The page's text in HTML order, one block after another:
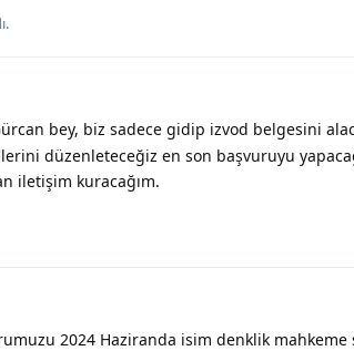
bey, biz sadece gidip izvod belgesini
düzenleteceğiz en son başvuruyu
iletişim kuracağım.
2024 Haziranda isim denklik